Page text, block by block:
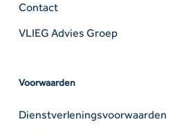
Contact
VLIEG Advies Groep
Voorwaarden
Dienstverleningsvoorwaarden